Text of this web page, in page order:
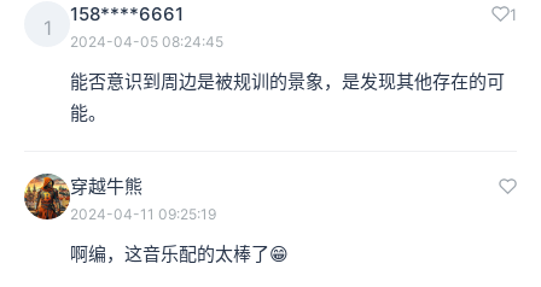
1
158****6661 1
2024-04-05 08:24:45
能否意识到周边是被规训的景象，是发现其他存在的可
能。
穿越牛熊
2024-04-11 09:25:19
啊编，这音乐配的太棒了😁